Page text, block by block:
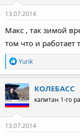
13.07.2014
Макс , так зимой
том что и работает
Р
е
а
к
ц
и
и
:
Yurik
КОЛЕБАСС
капитан 1-го
13.07.2014